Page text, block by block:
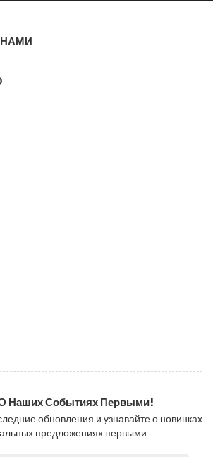
О Наших Событиях Первыми!
обновления и узнавайте о новинках
предложениях первыми